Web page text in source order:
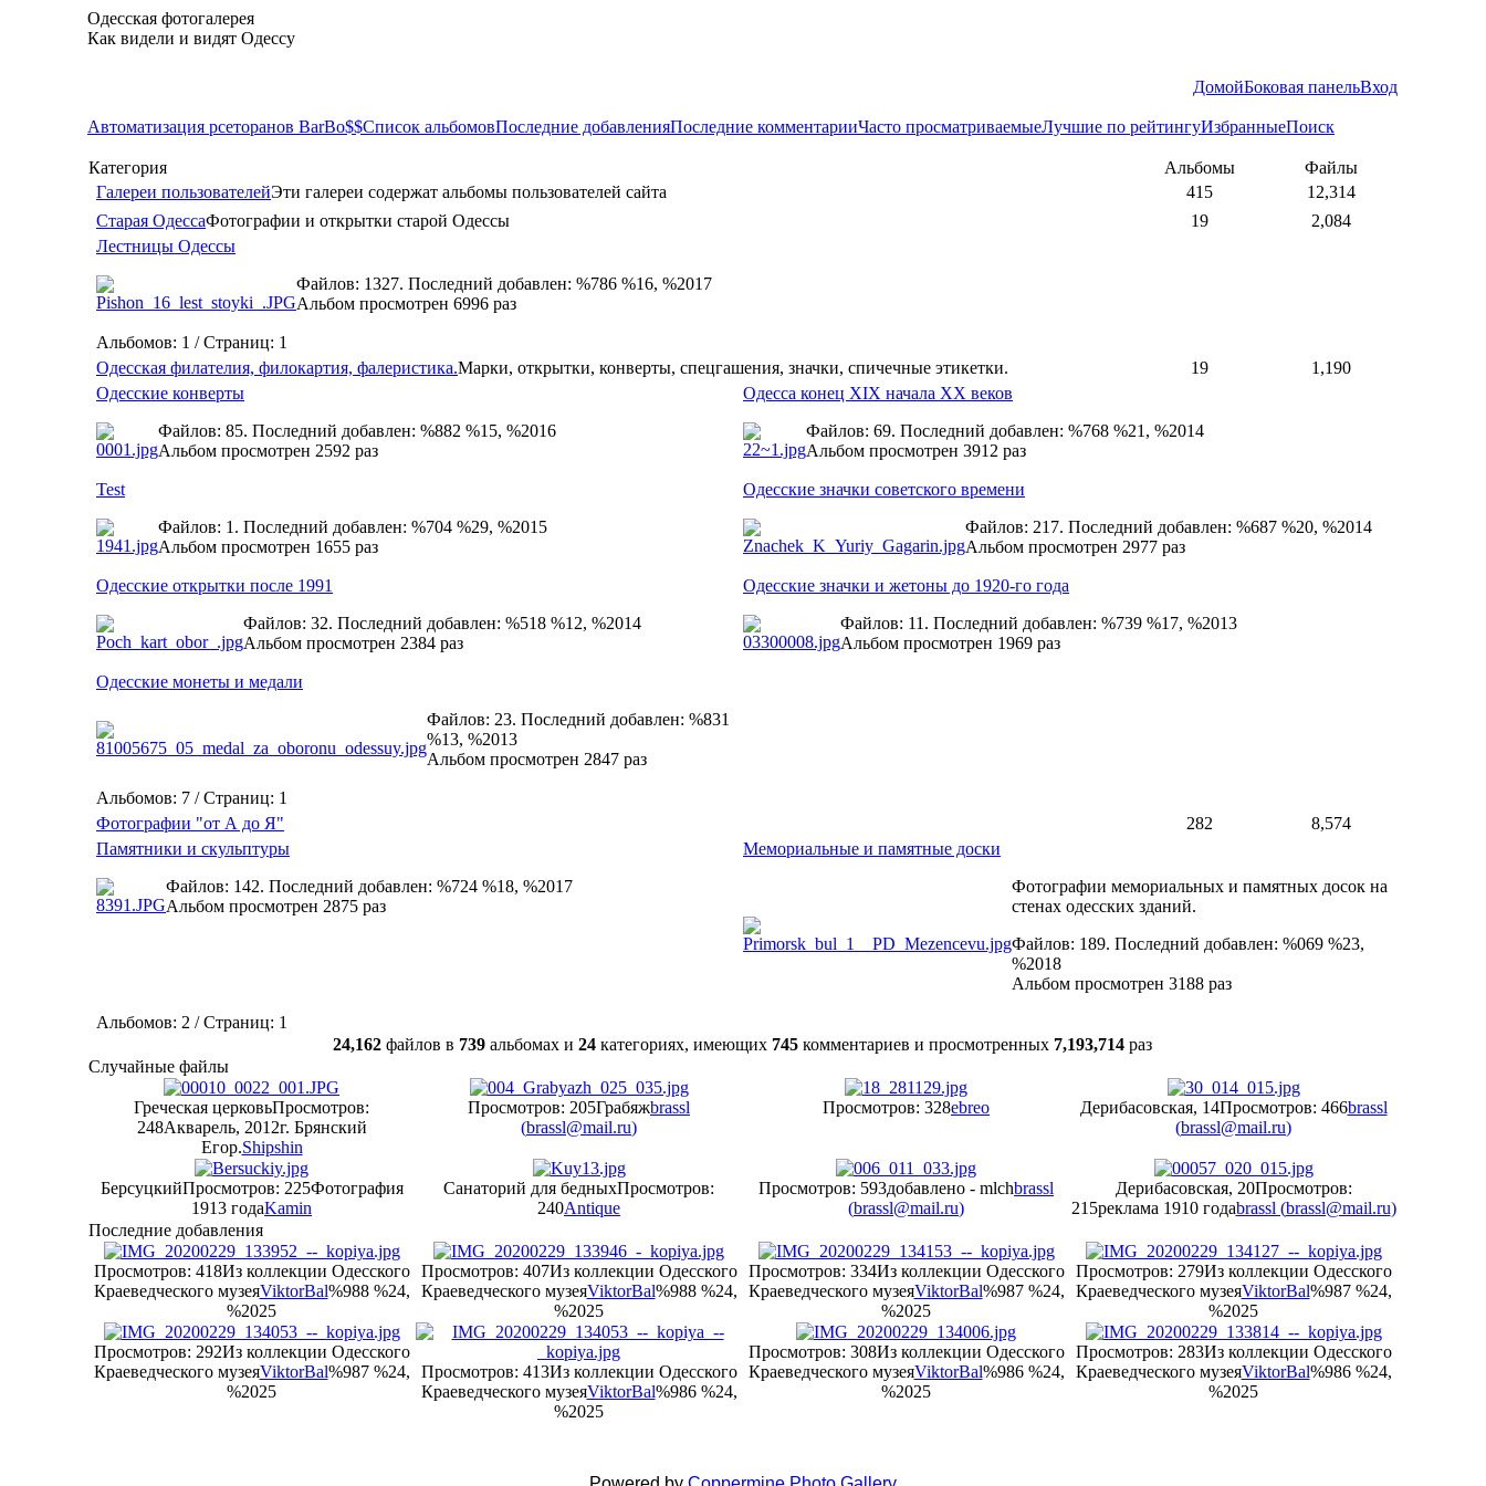
Одесская фотогалерея
Как видели и видят Одессу
ДомойБоковая панельВход
Автоматизация рсеторанов BarBo$$Список альбомовПоследние добавленияПоследние комментарииЧасто просматриваемыеЛучшие по рейтингуИзбранныеПоиск
Категория Альбомы
Файлы
Галереи пользователейЭти галереи содержат альбомы пользователей сайта 415
12,314
Старая ОдессаФотографии и открытки старой Одессы 19
2,084
Лестницы Одессы
Файлов: 1327. Последний добавлен: %786 %16, %2017
Альбом просмотрен 6996 раз
Альбомов: 1 / Страниц: 1
Одесская филателия, филокартия, фалеристика.Марки, открытки, конверты, спецгашения, значки, спичечные этикетки. 19
1,190
Одесские конверты
Файлов: 85. Последний добавлен: %882 %15, %2016
Альбом просмотрен 2592 раз
Одесса конец XIX начала ХХ веков
Файлов: 69. Последний добавлен: %768 %21, %2014
Альбом просмотрен 3912 раз
Test
Файлов: 1. Последний добавлен: %704 %29, %2015
Альбом просмотрен 1655 раз
Одесские значки советского времени
Файлов: 217. Последний добавлен: %687 %20, %2014
Альбом просмотрен 2977 раз
Одесские открытки после 1991
Файлов: 32. Последний добавлен: %518 %12, %2014
Альбом просмотрен 2384 раз
Одесские значки и жетоны до 1920-го года
Файлов: 11. Последний добавлен: %739 %17, %2013
Альбом просмотрен 1969 раз
Одесские монеты и медали
Файлов: 23. Последний добавлен: %831
%13, %2013
Альбом просмотрен 2847 раз
Альбомов: 7 / Страниц: 1
Фотографии "от А до Я"
282
8,574
Памятники и скульптуры
Файлов: 142. Последний добавлен: %724 %18, %2017
Альбом просмотрен 2875 раз
Мемориальные и памятные доски
Фотографии мемориальных и памятных досок на
стенах одесских зданий.
Файлов: 189. Последний добавлен: %069 %23,
%2018
Альбом просмотрен 3188 раз
Альбомов: 2 / Страниц: 1
24,162 файлов в 739 альбомах и 24 категориях, имеющих 745 комментариев и просмотренных 7,193,714 раз
Случайные файлы
Греческая церковьПросмотров:
248Акварель, 2012г. Брянский
Егор.Shipshin
Просмотров: 205Грабяжbrassl
(brassl@mail.ru)
Просмотров: 328ebreo Дерибасовская, 14Просмотров: 466brassl
(brassl@mail.ru)
БерсуцкийПросмотров: 225Фотография
1913 годаKamin
Санаторий для бедныхПросмотров:
240Antique
Просмотров: 593добавлено - mlchbrassl
(brassl@mail.ru)
Дерибасовская, 20Просмотров:
215реклама 1910 годаbrassl (brassl@mail.ru)
Последние добавления
Просмотров: 418Из коллекции Одесского
Краеведческого музеяViktorBal%988 %24,
%2025
Просмотров: 407Из коллекции Одесского
Краеведческого музеяViktorBal%988 %24,
%2025
Просмотров: 334Из коллекции Одесского
Краеведческого музеяViktorBal%987 %24,
%2025
Просмотров: 279Из коллекции Одесского
Краеведческого музеяViktorBal%987 %24,
%2025
Просмотров: 292Из коллекции Одесского
Краеведческого музеяViktorBal%987 %24,
%2025
Просмотров: 413Из коллекции Одесского
Краеведческого музеяViktorBal%986 %24,
%2025
Просмотров: 308Из коллекции Одесского
Краеведческого музеяViktorBal%986 %24,
%2025
Просмотров: 283Из коллекции Одесского
Краеведческого музеяViktorBal%986 %24,
%2025